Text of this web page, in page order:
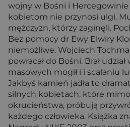
wojny w Bośni i Hercegowinie
kobietom nie przynosi ulgi.
mężczyzn, którzy zaginęli.
Bez pomocy dr Ewy Elwiry
niemożliwe. Wojciech
powracał do Bośni. Brał
masowych mogił i i scalaniu
Jakbyś kamień jadła to
silnych kobietach, które
okrucieństwa, próbują
każdego człowieka. Książka